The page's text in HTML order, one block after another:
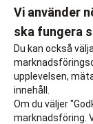
Vi använder
ska fungera
Du kan också
upplevelsen,
innehåll.
Om du väljer
marknadsföring.